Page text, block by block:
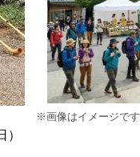
※画像はイメージです